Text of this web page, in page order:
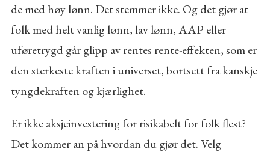
de med høy lønn. Det stemmer ikke. Og det gjør at
folk med helt vanlig lønn, lav lønn, AAP eller
uføretrygd går glipp av rentes rente-effekten, som er
den sterkeste kraften i universet, bortsett fra kanskje
tyngdekraften og kjærlighet.
Er ikke aksjeinvestering for risikabelt for folk flest?
Det kommer an på hvordan du gjør det. Velg